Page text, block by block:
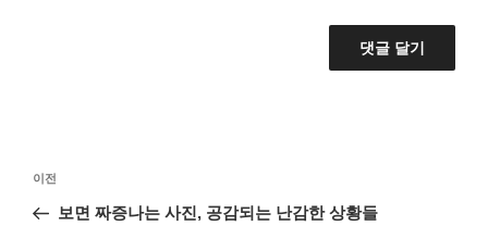
색
이
전
이전
보면 짜증나는 사진, 공감되는 난감한 상황들